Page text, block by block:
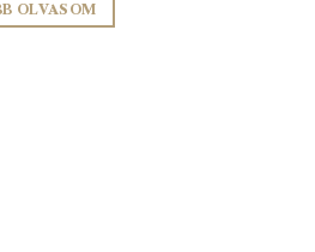
OLVASOM